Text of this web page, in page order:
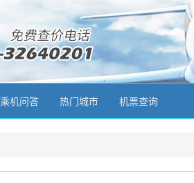
乘机问答 热门城市 机票查询